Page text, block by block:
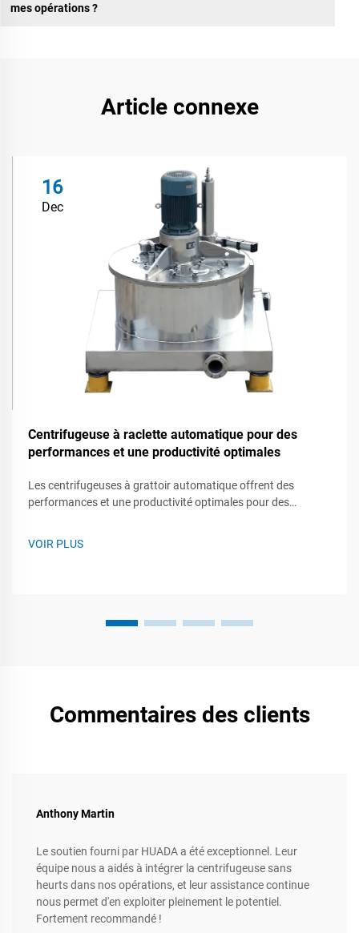
mes opérations ?
Article connexe
16
Dec
Centrifugeuse à raclette automatique pour des
performances et une productivité optimales
Les centrifugeuses à grattoir automatique offrent des
performances et une productivité optimales pour des
VOIR PLUS
Commentaires des clients
Anthony Martin
Le soutien fourni par HUADA a été exceptionnel. Leur
équipe nous a aidés à intégrer la centrifugeuse sans
heurts dans nos opérations, et leur assistance continue
nous permet d'en exploiter pleinement le potentiel.
Fortement recommandé !